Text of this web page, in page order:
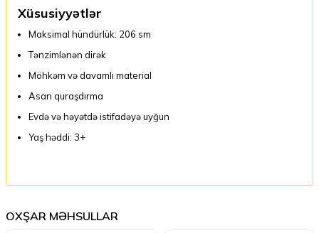
Xüsusiyyətlər
Maksimal hündürlük: 206 sm
Tənzimlənən dirək
Möhkəm və davamlı material
Asan quraşdırma
Evdə və həyətdə istifadəyə uyğun
Yaş həddi: 3+
OXŞAR MƏHSULLAR